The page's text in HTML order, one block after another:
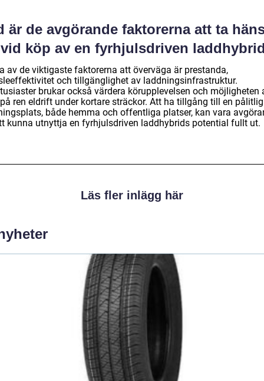
är de avgörande faktorerna att ta
köp av en fyrhjulsdriven
av de viktigaste faktorerna att överväga är prestanda,
och tillgänglighet av laddningsinfrastruktur.
brukar också värdera körupplevelsen och möjligheten
ren eldrift under kortare sträckor. Att ha tillgång till en pålitlig
både hemma och offentliga platser, kan vara
kunna utnyttja en fyrhjulsdriven laddhybrids potential fullt ut.
Läs fler inlägg här